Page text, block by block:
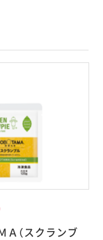
Ａ（スクランブ